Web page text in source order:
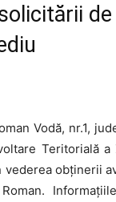
Vodă, nr.1,
Teritorială a
obținerii